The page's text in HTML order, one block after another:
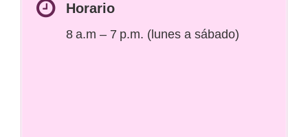
Horario
8 a.m – 7 p.m. (lunes a sábado)